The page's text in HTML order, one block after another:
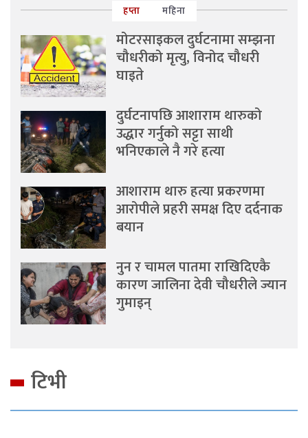
हप्ता महिना
मोटरसाइकल दुर्घटनामा सम्झना
चौधरीको मृत्यु, विनोद चौधरी
घाइते
दुर्घटनापछि आशाराम थारुको
उद्धार गर्नुको सट्टा साथी
भनिएकाले नै गरे हत्या
आशाराम थारु हत्या प्रकरणमा
आरोपीले प्रहरी समक्ष दिए दर्दनाक
बयान
नुन र चामल पातमा राखिदिएकै
कारण जालिना देवी चौधरीले ज्यान
गुमाइन्
टिभी